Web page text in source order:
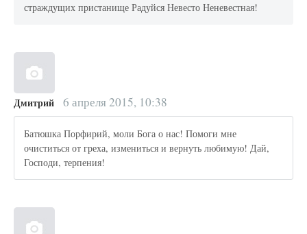
страждущих пристанище Радуйся Невесто Неневестная!
Дмитрий 6 апреля 2015, 10:38
Батюшка Порфирий, моли Бога о нас! Помоги мне
очиститься от греха, измениться и вернуть любимую! Дай,
Господи, терпения!